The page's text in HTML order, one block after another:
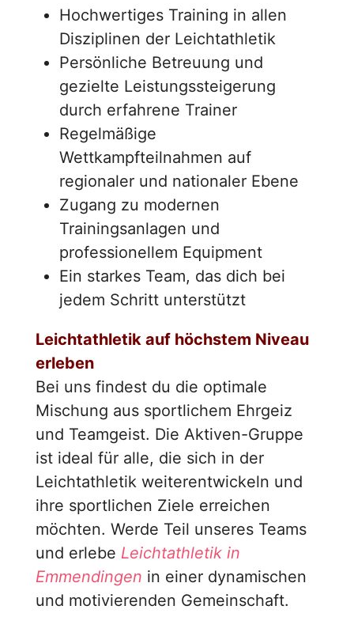
Hochwertiges Training in allen
Disziplinen der Leichtathletik
Persönliche Betreuung und
gezielte Leistungssteigerung
durch erfahrene Trainer
Regelmäßige
Wettkampfteilnahmen auf
regionaler und nationaler Ebene
Zugang zu modernen
Trainingsanlagen und
professionellem Equipment
Ein starkes Team, das dich bei
jedem Schritt unterstützt
Leichtathletik auf höchstem Niveau
erleben
Bei uns findest du die optimale
Mischung aus sportlichem Ehrgeiz
und Teamgeist. Die Aktiven-Gruppe
ist ideal für alle, die sich in der
Leichtathletik weiterentwickeln und
ihre sportlichen Ziele erreichen
möchten. Werde Teil unseres Teams
und erlebe Leichtathletik in
Emmendingen in einer dynamischen
und motivierenden Gemeinschaft.